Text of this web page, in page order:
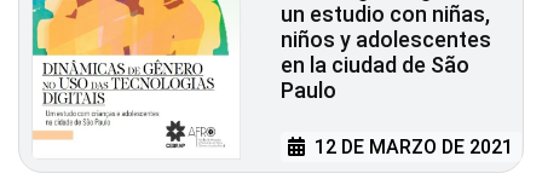
un estudio con niñas,
niños y adolescentes
en la ciudad de São
Paulo
12 DE MARZO DE 2021